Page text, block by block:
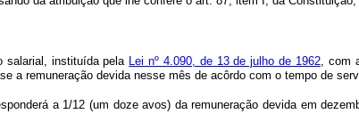
salarial, instituída pela Lei nº 4.090, de 13 de julho de 1962, com
a remuneração devida nesse mês de acôrdo com o tempo de
a 1/12 (um doze avos) da remuneração devida em